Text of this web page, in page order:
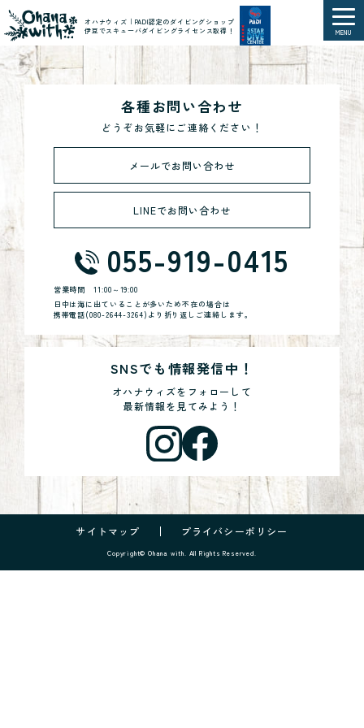
オハナウィズ｜PADI認定のダイビングショップ
伊豆でスキューバダイビングライセンス取得！
MENU
各種お問い合わせ
どうぞお気軽にご連絡ください！
メールでお問い合わせ
LINEでお問い合わせ
055-919-0415
営業時間11:00～19:00
日中は海に出ていることが多いため不在の場合は
携帯電話(080-2644-3264)より折り返しご連絡します。
SNSでも情報発信中！
オハナウィズをフォローして
最新情報を見てみよう！
サイトマップ プライバシーポリシー
Copyright© Ohana with. All Rights Reserved.